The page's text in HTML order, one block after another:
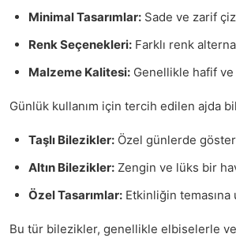
Minimal Tasarımlar: Sade ve zarif
Renk Seçenekleri: Farklı renk
Malzeme Kalitesi: Genellikle hafif ve
Günlük kullanım için tercih edilen ajda
Taşlı Bilezikler: Özel günlerde
Altın Bilezikler: Zengin ve lüks bir
Özel Tasarımlar: Etkinliğin
Bu tür bilezikler, genellikle elbiselerle